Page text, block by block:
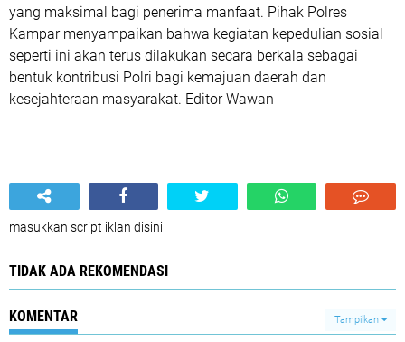
yang maksimal bagi penerima manfaat. Pihak Polres
Kampar menyampaikan bahwa kegiatan kepedulian sosial
seperti ini akan terus dilakukan secara berkala sebagai
bentuk kontribusi Polri bagi kemajuan daerah dan
kesejahteraan masyarakat. Editor Wawan
masukkan script iklan disini
TIDAK ADA REKOMENDASI
KOMENTAR Tampilkan